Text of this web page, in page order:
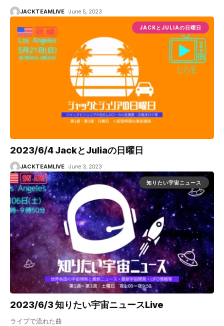
JACKTEAMLIVE June 5, 2023
JACKとJULIAの日曜日
2023/6/4 JackとJuliaの日曜日
JACKTEAMLIVE June 3, 2023
知りたい宇宙ニュース
2023/6/3 知りたい宇宙ニュースLive
ライブで流れた曲